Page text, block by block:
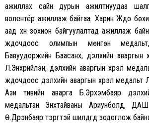
ажиллах сайн дурын ажилтнуудаа
волентёр ажиллаж байгаа. Харин Жүдо
аад хүн зохион байгуулалтад ажиллаж
жүдочдоос олимпын мөнгөн
Бавуудоржийн Баасанхүү, дэлхийн
Л.Энхрийлэн, дэлхийн аваргын хүрэл
жүдочдоос дэлхийн аваргын хүрэл медальт
Ази тивийн аварга Б.Эрхэмбаяр
медальтан Энхтайваны Ариунболд,
Ө.Дүүрэнбаяр тэргүүтэй шилдгүүд зодоглож